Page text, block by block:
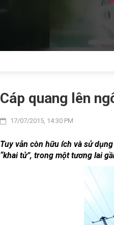
Cáp quang lên
17/07/2015, 14:30 PM
Tuy vẫn còn hữu ích và sử
“khai tử”, trong một tương lai